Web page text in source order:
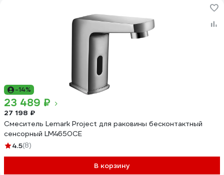
-14%
23 489 ₽
27 198 ₽
Смеситель Lemark Project для раковины бесконтактный
сенсорный LM4650CE
4.5(8)
В корзину